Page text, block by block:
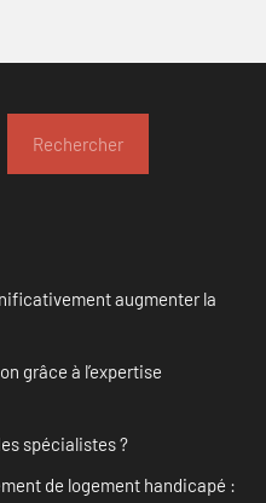
Rechercher
augmenter la
grâce à l’expertise
spécialistes ?
de logement handicapé :